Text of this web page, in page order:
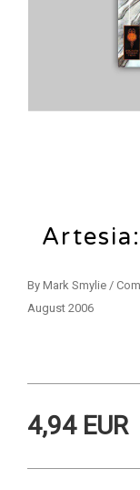
By Mark Smylie /
August 2006
4,94 EUR